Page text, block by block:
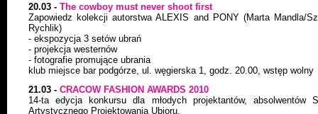
20.03 - The cowboy must never shoot first
Zapowiedz kolekcji autorstwa ALEXIS and PONY (Marta Mandla/
Rychlik)
- ekspozycja 3 setów ubrań
- projekcja westernów
- fotografie promujące ubrania
klub miejsce bar podgórze, ul. węgierska 1, godz. 20.00, wstęp wolny
21.03 - CRACOW FASHION AWARDS 2010
14-ta edycja konkursu dla młodych projektantów, absolwentów
Artystycznego Projektowania Ubioru.